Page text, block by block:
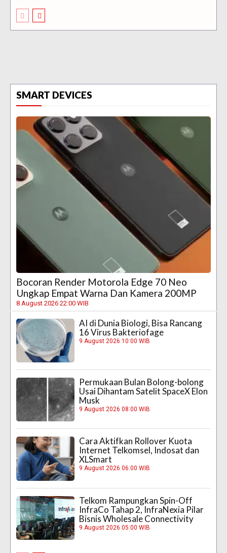
SMART DEVICES
Bocoran Render Motorola Edge 70 Neo
Ungkap Empat Warna Dan Kamera 200MP
8 August 2026 22:00 WIB
AI di Dunia Biologi, Bisa Rancang
16 Virus Bakteriofage
9 August 2026 10:00 WIB
Permukaan Bulan Bolong-bolong
Usai Dihantam Satelit SpaceX Elon
Musk
9 August 2026 08:00 WIB
Cara Aktifkan Rollover Kuota
Internet Telkomsel, Indosat dan
XLSmart
9 August 2026 06:00 WIB
Telkom Rampungkan Spin-Off
InfraCo Tahap 2, InfraNexia Pilar
Bisnis Wholesale Connectivity
9 August 2026 05:00 WIB